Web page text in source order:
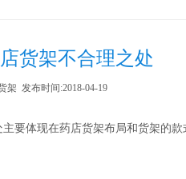
货架不合理之处
架 发布时间:2018-04-19
主要体现在药店货架布局和货架的